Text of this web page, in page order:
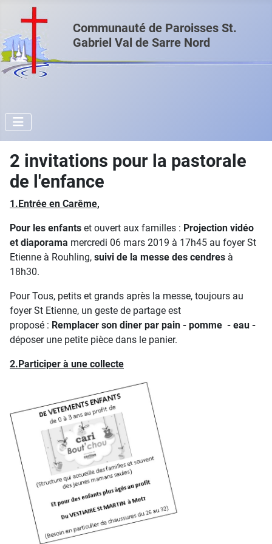
Communauté de Paroisses St.
Gabriel Val de Sarre Nord
2 invitations pour la pastorale
de l'enfance
1.Entrée en Carême,
Pour les enfants et ouvert aux familles : Projection vidéo
et diaporama mercredi 06 mars 2019 à 17h45 au foyer St
Etienne à Rouhling, suivi de la messe des cendres à
18h30.
Pour Tous, petits et grands après la messe, toujours au
foyer St Etienne, un geste de partage est
proposé : Remplacer son diner par pain - pomme - eau -
déposer une petite pièce dans le panier.
2.Participer à une collecte